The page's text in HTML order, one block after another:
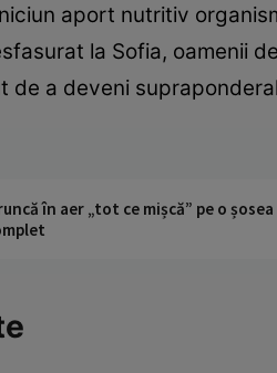
aport nutritiv
la Sofia, oamenii
de a deveni
în aer „tot ce mișcă” pe o